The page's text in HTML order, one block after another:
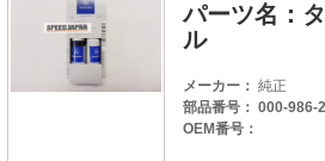
パーツ名：
ル
メーカー： 純正
部品番号： 000-986-
OEM番号：